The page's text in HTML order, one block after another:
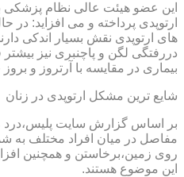
این عضو هیئت عالی نظام پزشکی
ارتوپدی پرداخته و می افزاید:
های ارتوپدی نقش بسیار اندکی
دررفتگی لگن و پاچنبری نیز بیشتر
بیماری در مقایسه با آرتروز و
شایع ترین مشکل ارتوپدی در زنان
بر اساس گزارش سایت پلیس،درد
مفاصل در میان افراد مختلف به
روی زمین،برخاستن و همچنین
این موضوع هستند.